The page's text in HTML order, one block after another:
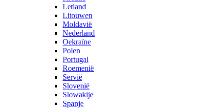
Letland
Litouwen
Moldavië
Nederland
Oekraïne
Polen
Portugal
Roemenië
Servië
Slovenië
Slowakije
Spanje